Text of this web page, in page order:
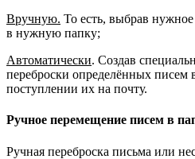
Вручную. То есть, выбрав
в нужную папку;
Автоматически. Создав
переброски определённых писем
поступлении их на почту.
Ручное перемещение писем в
Ручная переброска письма или